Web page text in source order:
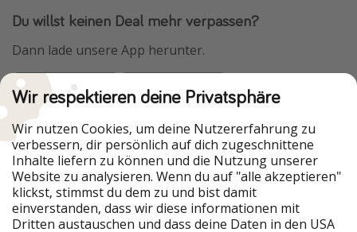
Du willst keinen Deal mehr verpassen?
Dann lade unsere App herunter.
Urlaubspiraten ist Teil der HolidayPirates Group
Unsere Märkte
PiratinViaggio
HolidayPirates
VakantiePiraten
WakacyjniPiraci
VoyagesPirates
Ferienpiraten
Urlaubspiraten
ViajerosPiratas
Wir respektieren deine Privatsphäre
Wir nutzen Cookies, um deine Nutzererfahrung zu
verbessern, dir persönlich auf dich zugeschnittene
Inhalte liefern zu können und die Nutzung unserer
Website zu analysieren. Wenn du auf "alle akzeptieren"
klickst, stimmst du dem zu und bist damit
einverstanden, dass wir diese informationen mit
Dritten austauschen und dass deine Daten in den USA